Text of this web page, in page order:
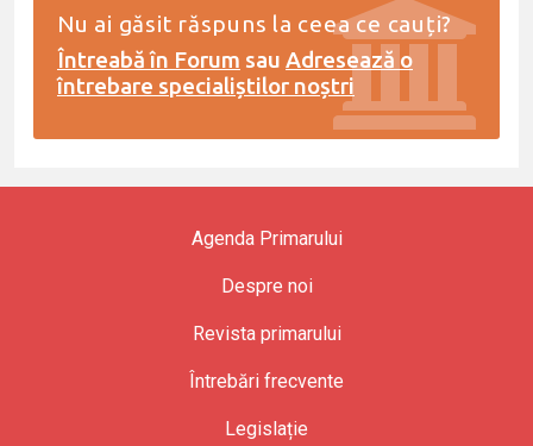
Nu ai găsit răspuns la ceea ce cauți?
Întreabă în Forum sau Adresează o
întrebare specialiștilor noștri
Agenda Primarului
Despre noi
Revista primarului
Întrebări frecvente
Legislație